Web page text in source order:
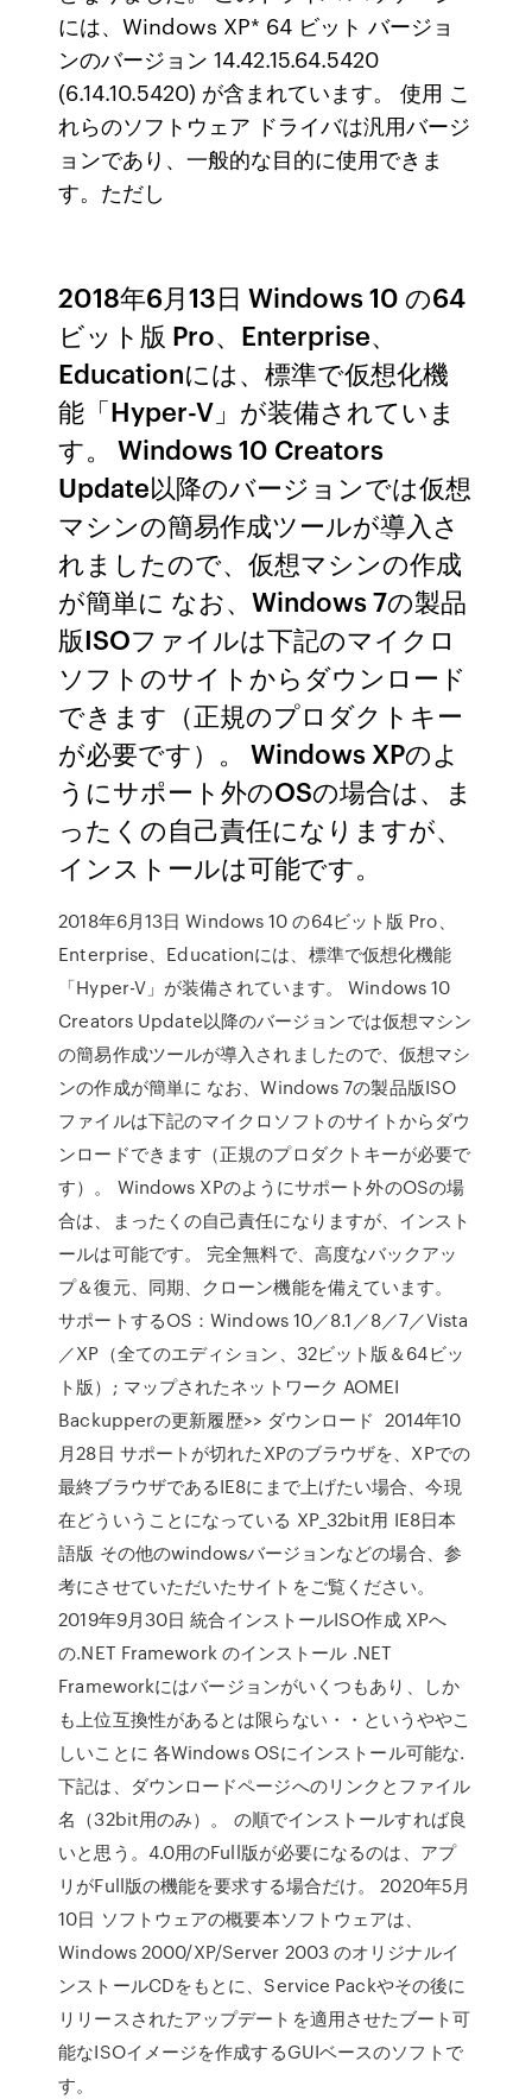
には、Windows XP* 64 ビット バージョ
ンのバージョン 14.42.15.64.5420
(6.14.10.5420) が含まれています。 使用 こ
れらのソフトウェア ドライバは汎用バージ
ョンであり、一般的な目的に使用できま
す。ただし
2018年6月13日 Windows 10 の64
ビット版 Pro、Enterprise、
Educationには、標準で仮想化機
能「Hyper-V」が装備されていま
す。 Windows 10 Creators
Update以降のバージョンでは仮想
マシンの簡易作成ツールが導入さ
れましたので、仮想マシンの作成
が簡単に なお、Windows 7の製品
版ISOファイルは下記のマイクロ
ソフトのサイトからダウンロード
できます（正規のプロダクトキー
が必要です）。 Windows XPのよ
うにサポート外のOSの場合は、ま
ったくの自己責任になりますが、
インストールは可能です。
2018年6月13日 Windows 10 の64ビット版 Pro、
Enterprise、Educationには、標準で仮想化機能
「Hyper-V」が装備されています。 Windows 10
Creators Update以降のバージョンでは仮想マシン
の簡易作成ツールが導入されましたので、仮想マシ
ンの作成が簡単に なお、Windows 7の製品版ISO
ファイルは下記のマイクロソフトのサイトからダウ
ンロードできます（正規のプロダクトキーが必要で
す）。 Windows XPのようにサポート外のOSの場
合は、まったくの自己責任になりますが、インスト
ールは可能です。 完全無料で、高度なバックアッ
プ＆復元、同期、クローン機能を備えています。
サポートするOS：Windows 10／8.1／8／7／Vista
／XP（全てのエディション、32ビット版＆64ビッ
ト版）; マップされたネットワーク AOMEI
Backupperの更新履歴>> ダウンロード 2014年10
月28日 サポートが切れたXPのブラウザを、XPでの
最終ブラウザであるIE8にまで上げたい場合、今現
在どういうことになっている XP_32bit用 IE8日本
語版 その他のwindowsバージョンなどの場合、参
考にさせていただいたサイトをご覧ください。
2019年9月30日 統合インストールISO作成 XPへ
の.NET Framework のインストール .NET
Frameworkにはバージョンがいくつもあり、しか
も上位互換性があるとは限らない・・というややこ
しいことに 各Windows OSにインストール可能な.
下記は、ダウンロードページへのリンクとファイル
名（32bit用のみ）。 の順でインストールすれば良
いと思う。4.0用のFull版が必要になるのは、アプ
リがFull版の機能を要求する場合だけ。 2020年5月
10日 ソフトウェアの概要本ソフトウェアは、
Windows 2000/XP/Server 2003 のオリジナルイ
ンストールCDをもとに、Service Packやその後に
リリースされたアップデートを適用させたブート可
能なISOイメージを作成するGUIベースのソフトで
す。